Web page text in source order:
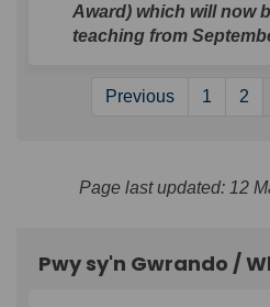
Award) which will now
teaching from
Previous 1 2
Page last updated: 12
Pwy sy'n Gwrando /